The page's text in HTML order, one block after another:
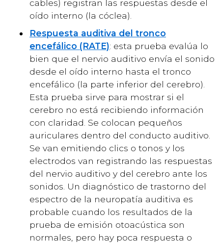
cables) registran las respuestas desde el
oído interno (la cóclea).
Respuesta auditiva del tronco
encefálico (RATE): esta prueba evalúa lo
bien que el nervio auditivo envía el sonido
desde el oído interno hasta el tronco
encefálico (la parte inferior del cerebro).
Esta prueba sirve para mostrar si el
cerebro no está recibiendo información
con claridad. Se colocan pequeños
auriculares dentro del conducto auditivo.
Se van emitiendo clics o tonos y los
electrodos van registrando las respuestas
del nervio auditivo y del cerebro ante los
sonidos. Un diagnóstico de trastorno del
espectro de la neuropatía auditiva es
probable cuando los resultados de la
prueba de emisión otoacústica son
normales, pero hay poca respuesta o